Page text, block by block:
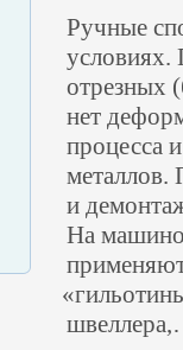
Ручные
условиях.
отрезных (
нет
процесса
металлов.
и
На
«